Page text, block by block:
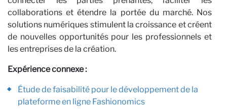
collaborations et étendre la portée du marché. Nos
solutions numériques stimulent la croissance et créent
de nouvelles opportunités pour les professionnels et
les entreprises de la création.
Expérience connexe :
Étude de faisabilité pour le développement de la
plateforme en ligne Fashionomics